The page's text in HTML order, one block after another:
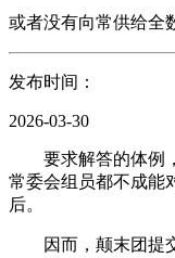
或者没有向常供给全
发布时间：
2026-03-30
要求解答的体例，
常委会组员都不成能
后。
因而，颠末团提交